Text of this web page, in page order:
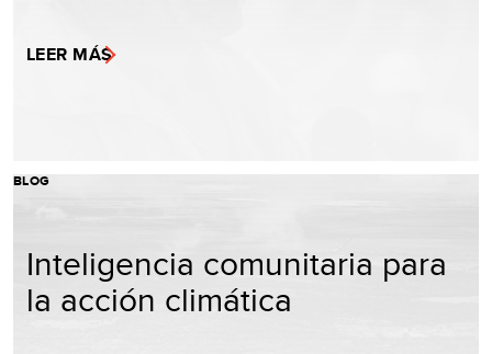
LEER MÁS
BLOG
Inteligencia comunitaria para
la acción climática